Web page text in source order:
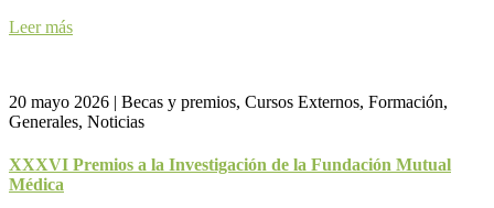
Leer más
20 mayo 2026 | Becas y premios, Cursos Externos, Formación,
Generales, Noticias
XXXVI Premios a la Investigación de la Fundación Mutual
Médica